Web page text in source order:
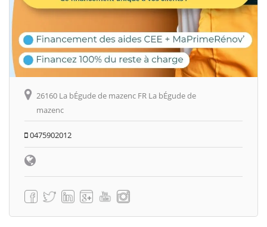
26160 La bÉgude de mazenc FR La bÉgude de
mazenc
0475902012